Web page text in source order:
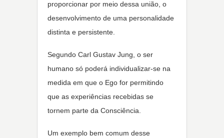
proporcionar por meio dessa união, o
desenvolvimento de uma personalidade
distinta e persistente.
Segundo Carl Gustav Jung, o ser
humano só poderá individualizar-se na
medida em que o Ego for permitindo
que as experiências recebidas se
tornem parte da Consciência.
Um exemplo bem comum desse